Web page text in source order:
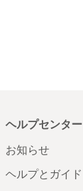
ヘルプセンター
お知らせ
ヘルプとガイド